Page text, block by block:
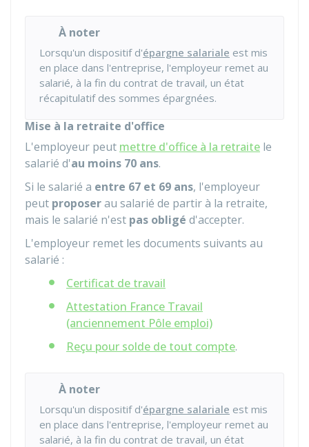
À noter
Lorsqu'un dispositif d'épargne salariale est mis
en place dans l'entreprise, l'employeur remet au
salarié, à la fin du contrat de travail, un état
récapitulatif des sommes épargnées.
Mise à la retraite d'office
L'employeur peut mettre d'office à la retraite le
salarié d'au moins 70 ans.
Si le salarié a entre 67 et 69 ans, l'employeur
peut proposerau salarié de partir à la retraite,
mais le salarié n'est pas obligé d'accepter.
L'employeur remet les documents suivants au
salarié :
Certificat de travail
Attestation France Travail
(anciennement Pôle emploi)
Reçu pour solde de tout compte.
À noter
Lorsqu'un dispositif d'épargne salariale est mis
en place dans l'entreprise, l'employeur remet au
salarié, à la fin du contrat de travail, un état